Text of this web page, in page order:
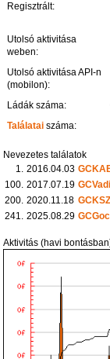
Regisztrált:
Utolsó aktivitása
weben:
Utolsó aktivitása API-n
(mobilon):
Ládák száma:
Találatai száma:
Nevezetes találatok
1. 2016.04.03
100. 2017.07.19 GCVadi
200. 2020.11.18
241. 2025.08.29
Aktivitás (havi